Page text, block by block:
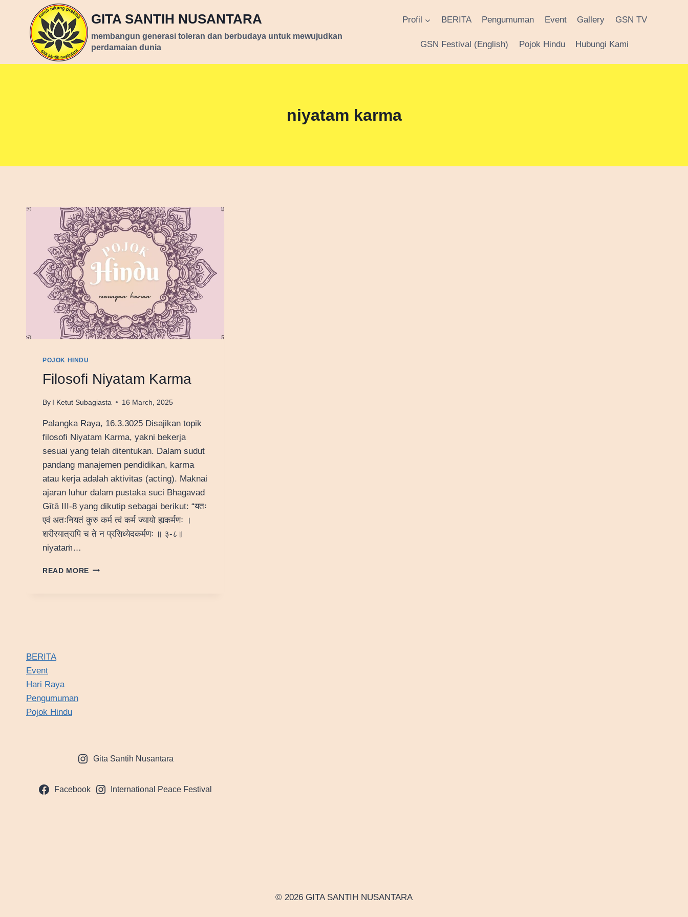
GITA SANTIH NUSANTARA
membangun generasi toleran dan berbudaya untuk mewujudkan
perdamaian dunia
Profil BERITA Pengumuman Event Gallery GSN TV
GSN Festival (English) Pojok Hindu Hubungi Kami
niyatam karma
POJOK HINDU
Filosofi Niyatam Karma
By I Ketut Subagiasta 16 March, 2025
Palangka Raya, 16.3.3025 Disajikan topik
filosofi Niyatam Karma, yakni bekerja
sesuai yang telah ditentukan. Dalam sudut
pandang manajemen pendidikan, karma
atau kerja adalah aktivitas (acting). Maknai
ajaran luhur dalam pustaka suci Bhagavad
Gītā III-8 yang dikutip sebagai berikut: “यतः
एवं अतःनियतं कुरु कर्म त्वं कर्म ज्यायो ह्यकर्मणः ।
शरीरयात्रापि च ते न प्रसिध्येदकर्मणः ॥ ३-८॥
niyataṁ…
READ MORE FILOSOFI
BERITA
Event
Hari Raya
Pengumuman
Pojok Hindu
Gita Santih Nusantara
Facebook International Peace Festival
© 2026 GITA SANTIH NUSANTARA